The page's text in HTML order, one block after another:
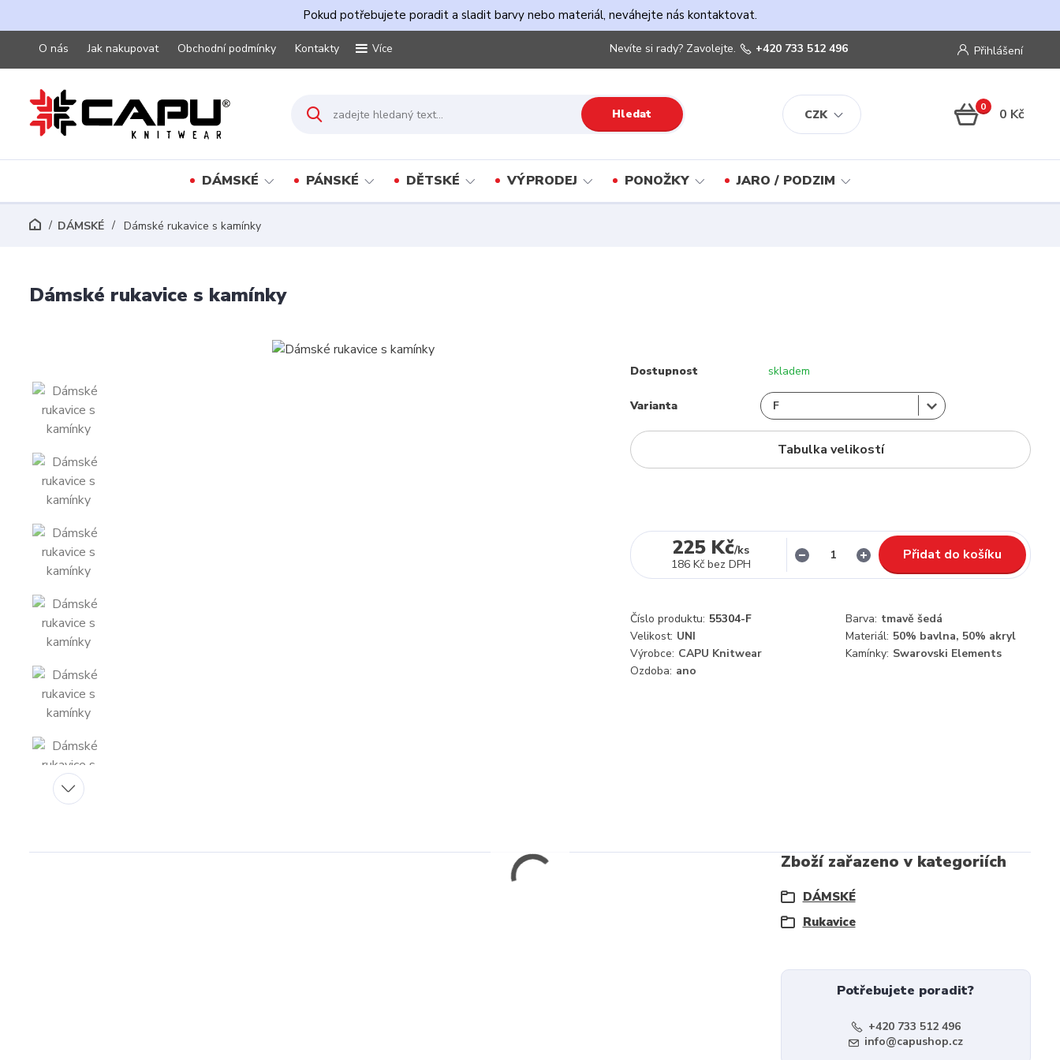
Pokud potřebujete poradit a sladit barvy nebo materiál, neváhejte nás kontaktovat.
O nás Jak nakupovat Obchodní podmínky Kontakty Více
CZK
Přihlášení
Hledat
Nevíte si rady? Zavolejte. +420 733 512 496
0 0 Kč
DÁMSKÉ PÁNSKÉ DĚTSKÉ VÝPRODEJ PONOŽKY JARO / PODZIM
DÁMSKÉ Dámské rukavice s kamínky
Dámské rukavice s kamínky
Dostupnost skladem
Varianta
Tabulka velikostí
225 Kč/ks
186 Kč bez DPH
Přidat do košíku
Číslo produktu: 55304-F Barva: tmavě šedá
Velikost: UNI Materiál: 50% bavlna, 50% akryl
Výrobce: CAPU Knitwear Kamínky: Swarovski Elements
Ozdoba: ano
Zboží zařazeno v kategoriích
DÁMSKÉ
Rukavice
Potřebujete poradit?
+420 733 512 496
info@capushop.cz